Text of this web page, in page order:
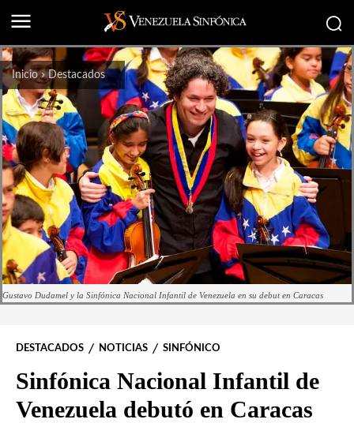
Inicio Destacados
Gustavo Dudamel y la Sinfónica Nacional Infantil de Venezuela en su debut en Caracas
DESTACADOS NOTICIAS SINFÓNICO
Sinfónica Nacional Infantil de
Venezuela debutó en Caracas